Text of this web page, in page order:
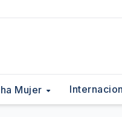
Mujer